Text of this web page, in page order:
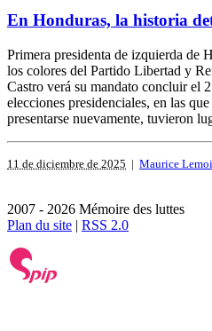
En Honduras, la historia
Primera presidenta de izquierda de
los colores del Partido Libertad y
Castro verá su mandato concluir el
elecciones presidenciales, en las
presentarse nuevamente, tuvieron
11 de diciembre de 2025 | Maurice
2007 - 2026 Mémoire des luttes
Plan du site | RSS 2.0